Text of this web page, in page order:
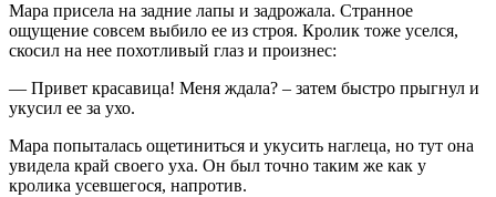
Мара присела на задние лапы и задрожала. Странное
ощущение совсем выбило ее из строя. Кролик тоже уселся,
скосил на нее похотливый глаз и произнес:
— Привет красавица! Меня ждала? – затем быстро прыгнул и
укусил ее за ухо.
Мара попыталась ощетиниться и укусить наглеца, но тут она
увидела край своего уха. Он был точно таким же как у
кролика усевшегося, напротив.